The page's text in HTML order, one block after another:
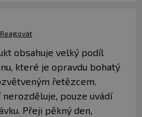
Reagovat
obsahuje velký podíl
které je opravdu bohatý
řetězcem.
pouze uvádí
Přeji pěkný den,